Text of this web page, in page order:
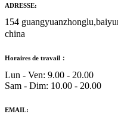
ADRESSE:
154
china
Horaires de travail：
Lun - Ven: 9.00 - 20.00
Sam - Dim: 10.00 - 20.00
EMAIL: